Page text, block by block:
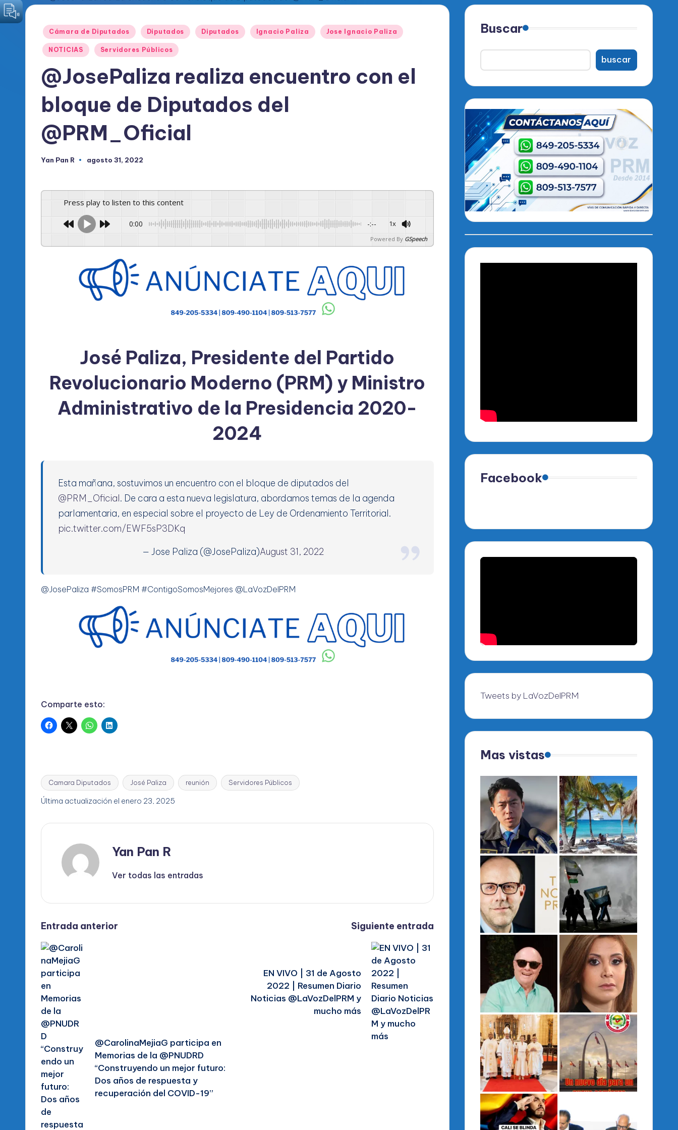
Publicado
en
Cámara de Diputados Diputados Diputados Ignacio Paliza Jose Ignacio Paliza
NOTICIAS Servidores Públicos
@JosePaliza realiza encuentro con el
bloque de Diputados del
@PRM_Oficial
Publicado
Yan Pan R agosto 31, 2022
Press play to listen to this content
0:00 -:-- 1x
Powered By GSpeech
José Paliza, Presidente del Partido
Revolucionario Moderno (PRM) y Ministro
Administrativo de la Presidencia 2020-
2024
Esta mañana, sostuvimos un encuentro con el bloque de diputados del
@PRM_Oficial. De cara a esta nueva legislatura, abordamos temas de la agenda
parlamentaria, en especial sobre el proyecto de Ley de Ordenamiento Territorial.
pic.twitter.com/EWF5sP3DKq
— Jose Paliza (@JosePaliza)August 31, 2022
@JosePaliza #SomosPRM #ContigoSomosMejores @LaVozDelPRM
Comparte esto:
Etiquetas:
Camara Diputados José Paliza reunión Servidores Públicos
Última actualización el enero 23, 2025
Yan Pan R
Ver todas las entradas
Navegación
de
entradas
Entrada anterior
@CarolinaMejiaG participa en
Memorias de la @PNUDRD
“Construyendo un mejor futuro:
Dos años de respuesta y
recuperación del COVID-19”
Siguiente entrada
EN VIVO | 31 de Agosto
2022 | Resumen Diario
Noticias @LaVozDelPRM y
mucho más
Buscar
buscar
Facebook
Tweets by LaVozDelPRM
Mas vistas